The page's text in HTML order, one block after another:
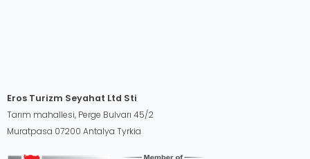
Eros Turizm Seyahat Ltd Sti
Tarım mahallesi, Perge Bulvarı 45/2
Muratpasa 07200 Antalya Tyrkia